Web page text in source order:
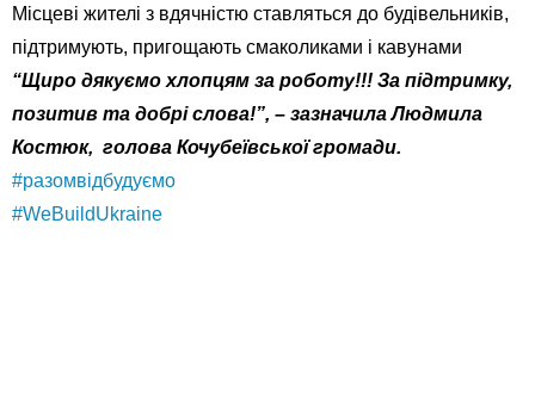
Місцеві жителі з вдячністю ставляться до будівельників,
підтримують, пригощають смаколиками і кавунами
“Щиро дякуємо хлопцям за роботу!!! За підтримку,
позитив та добрі слова!”, – зазначила Людмила
Костюк, голова Кочубеївської громади.
#разомвідбудуємо
#WeBuildUkraine